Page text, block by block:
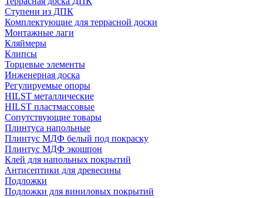
Ступени из ДПК
Комплектующие для террасной доски
Монтажные лаги
Кляймеры
Клипсы
Торцевые элементы
Инженерная доска
Регулируемые опоры
HILST металлические
HILST пластмассовые
Сопутствующие товары
Плинтуса напольные
Плинтус МДФ белый под покраску
Плинтус МДФ экошпон
Клей для напольных покрытий
Антисептики для древесины
Подложки
Подложки для виниловых покрытий